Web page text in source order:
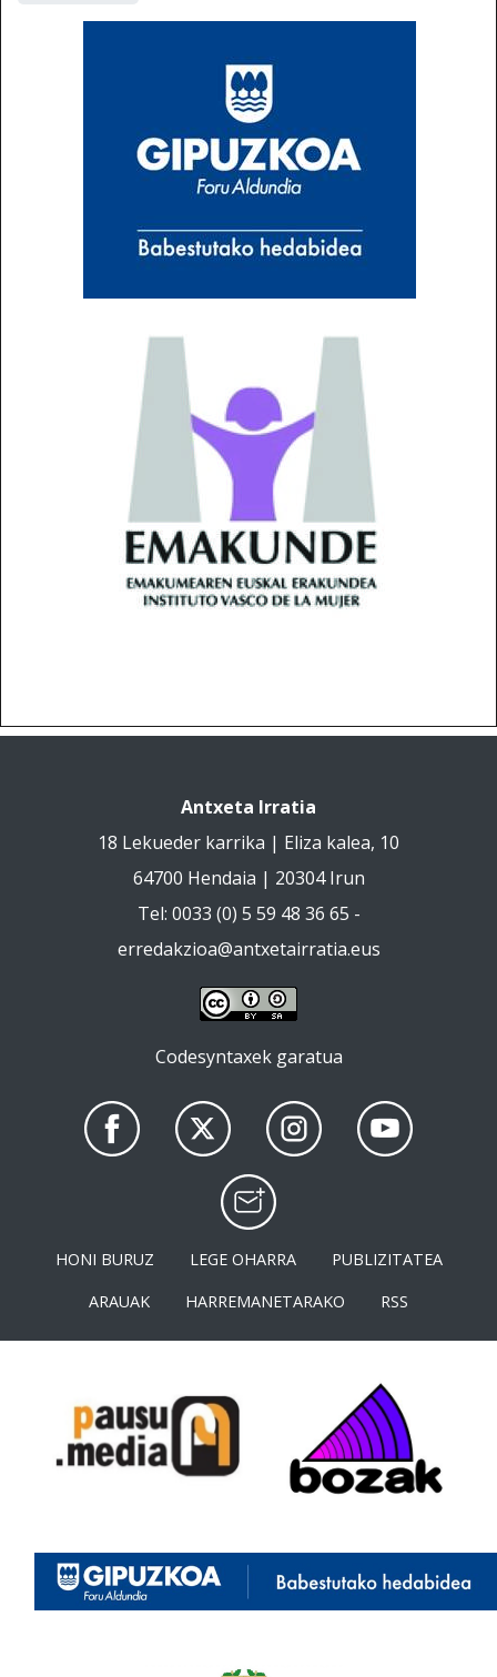
Antxeta Irratia
18 Lekueder karrika | Eliza kalea, 10
64700 Hendaia | 20304 Irun
Tel: 0033 (0) 5 59 48 36 65 -
erredakzioa@antxetairratia.eus
Codesyntaxek garatua
HONI BURUZ LEGE OHARRA
PUBLIZITATEA
ARAUAK
HARREMANETARAKO RSS